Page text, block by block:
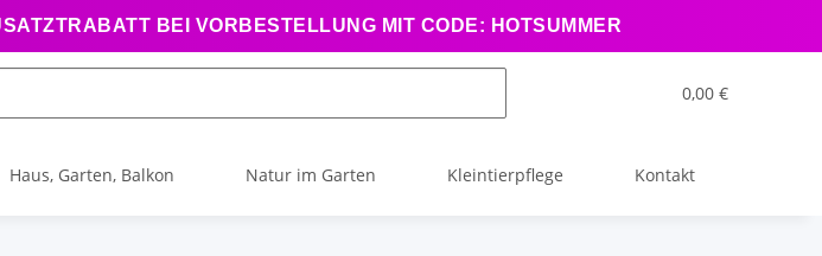
BEI VORBESTELLUNG MIT CODE: HOTSUMMER
0,00 €
Haus, Garten, Balkon Natur im Garten Kleintierpflege Kontakt